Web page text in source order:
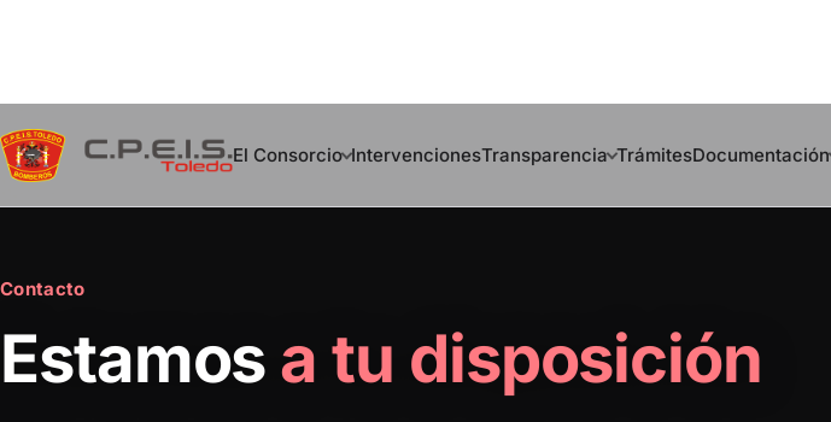
al
contenido
El Consorcio IntervencionesTransparencia TrámitesDocumentación
Contacto
Estamosa tu disposición